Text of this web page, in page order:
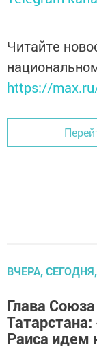
Читайте
https://
ВЧЕРА,
Глава
Раиса идем